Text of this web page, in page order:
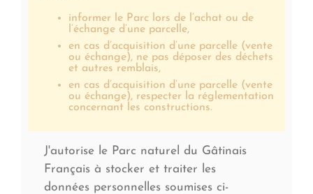
informer le Parc lors de l’achat ou de
l’échange d’une parcelle,
en cas d’acquisition d’une parcelle (vente
ou échange), ne pas déposer des déchets
et autres remblais,
en cas d’acquisition d’une parcelle (vente
ou échange), respecter la réglementation
concernant les constructions.
J'autorise le Parc naturel du Gâtinais
Français à stocker et traiter les
données personnelles soumises ci-